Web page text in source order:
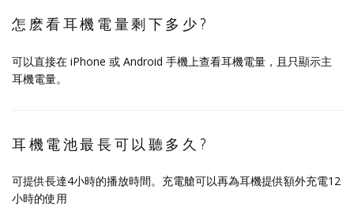
怎麽看耳機電量剩下多少?
可以直接在 iPhone 或 Android 手機上查看耳機電量，且只顯示主
耳機電量。
耳機電池最長可以聽多久?
可提供長達4小時的播放時間。充電艙可以再為耳機提供額外充電12
小時的使用